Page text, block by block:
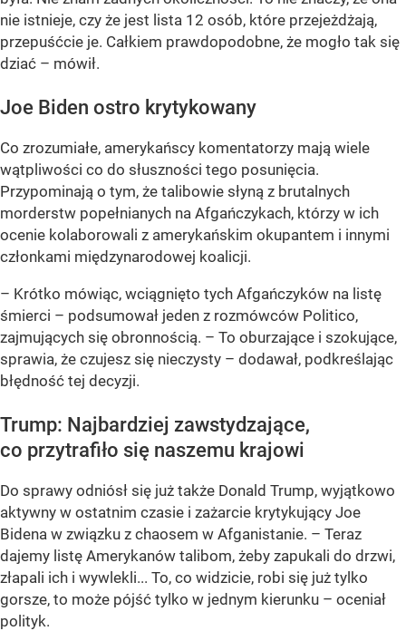
nie istnieje, czy że jest lista 12 osób, które przejeżdżają,
przepuśćcie je. Całkiem prawdopodobne, że mogło tak się
dziać – mówił.
Joe Biden ostro krytykowany
Co zrozumiałe, amerykańscy komentatorzy mają wiele
wątpliwości co do słuszności tego posunięcia.
Przypominają o tym, że talibowie słyną z brutalnych
morderstw popełnianych na Afgańczykach, którzy w ich
ocenie kolaborowali z amerykańskim okupantem i innymi
członkami międzynarodowej koalicji.
– Krótko mówiąc, wciągnięto tych Afgańczyków na listę
śmierci – podsumował jeden z rozmówców Politico,
zajmujących się obronnością. – To oburzające i szokujące,
sprawia, że czujesz się nieczysty – dodawał, podkreślając
błędność tej decyzji.
Trump: Najbardziej zawstydzające,
co przytrafiło się naszemu krajowi
Do sprawy odniósł się już także Donald Trump, wyjątkowo
aktywny w ostatnim czasie i zażarcie krytykujący Joe
Bidena w związku z chaosem w Afganistanie. – Teraz
dajemy listę Amerykanów talibom, żeby zapukali do drzwi,
złapali ich i wywlekli... To, co widzicie, robi się już tylko
gorsze, to może pójść tylko w jednym kierunku – oceniał
polityk.